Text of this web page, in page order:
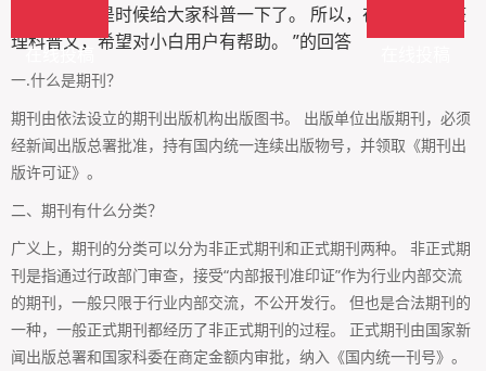
越来越多，是时候给大家科普一下了。 所以，在这里特别整
理科普文，希望对小白用户有帮助。 ”的回答
一.什么是期刊？
期刊由依法设立的期刊出版机构出版图书。 出版单位出版期刊，必须
经新闻出版总署批准，持有国内统一连续出版物号，并领取《期刊出
版许可证》。
二、期刊有什么分类？
广义上，期刊的分类可以分为非正式期刊和正式期刊两种。 非正式期
刊是指通过行政部门审查，接受“内部报刊准印证”作为行业内部交流
的期刊，一般只限于行业内部交流，不公开发行。 但也是合法期刊的
一种，一般正式期刊都经历了非正式期刊的过程。 正式期刊由国家新
闻出版总署和国家科委在商定金额内审批，纳入《国内统一刊号》。
在线投稿